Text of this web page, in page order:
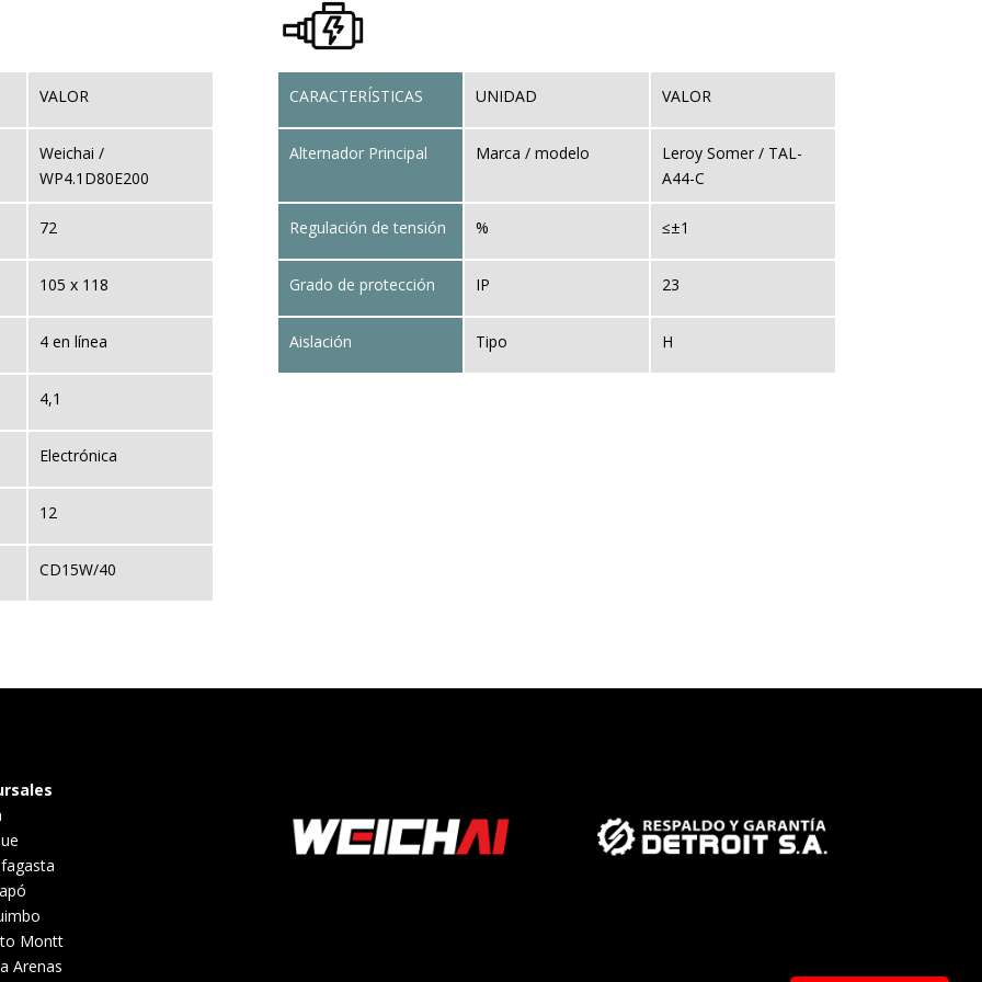
VALOR
Weichai /
WP4.1D80E200
72
105 x 118
4 en línea
4,1
Electrónica
12
CD15W/40
CARACTERÍSTICAS
Alternador Principal
Regulación de tensión
Grado de protección
Aislación
UNIDAD
Marca / modelo
%
IP
Tipo
VALOR
Leroy Somer / TAL-
A44-C
≤±1
23
H
Montt
Arenas